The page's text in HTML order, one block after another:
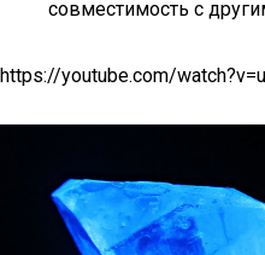
совместимость с
https://youtube.com/